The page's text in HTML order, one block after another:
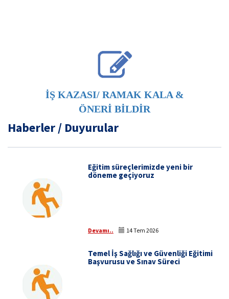
İŞ KAZASI/ RAMAK KALA &
ÖNERİ BİLDİR
Haberler / Duyurular
Eğitim süreçlerimizde yeni bir
döneme geçiyoruz
Devamı.. 14 Tem 2026
Temel İş Sağlığı ve Güvenliği Eğitimi
Başvurusu ve Sınav Süreci